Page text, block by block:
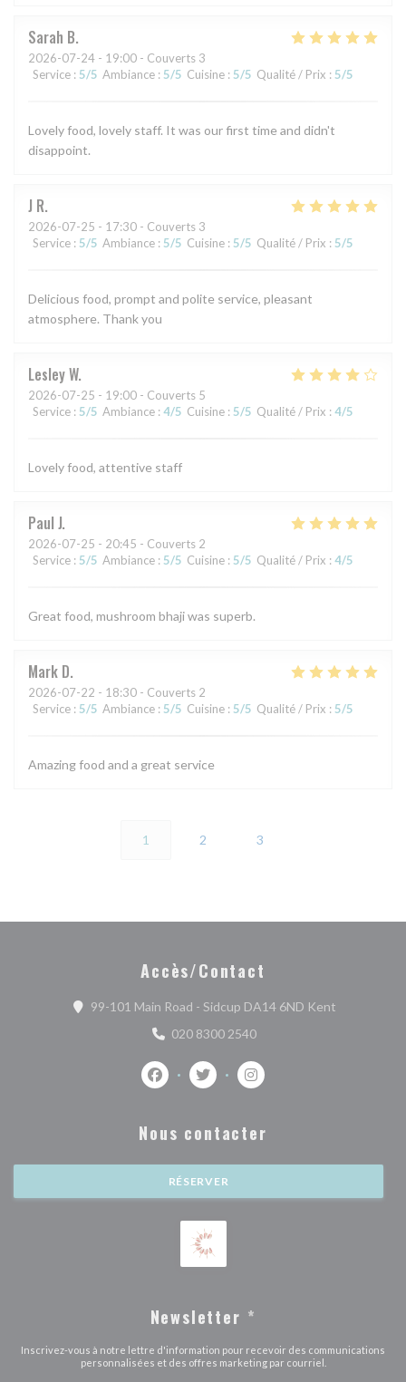
Sarah B
2026-07-24 - 19:00 - Couverts 3
Service : 5/5 Ambiance : 5/5 Cuisine : 5/5 Qualité / Prix : 5/5
Lovely food, lovely staff. It was our first time and didn't
disappoint.
J R
2026-07-25 - 17:30 - Couverts 3
Service : 5/5 Ambiance : 5/5 Cuisine : 5/5 Qualité / Prix : 5/5
Delicious food, prompt and polite service, pleasant
atmosphere. Thank you
LesleyW
2026-07-25 - 19:00 - Couverts 5
Service : 5/5 Ambiance : 4/5 Cuisine : 5/5 Qualité / Prix : 4/5
Lovely food, attentive staff
Paul J
2026-07-25 - 20:45 - Couverts 2
Service : 5/5 Ambiance : 5/5 Cuisine : 5/5 Qualité / Prix : 4/5
Great food, mushroom bhaji was superb.
Mark D
2026-07-22 - 18:30 - Couverts 2
Service : 5/5 Ambiance : 5/5 Cuisine : 5/5 Qualité / Prix : 5/5
Amazing food and a great service
1 2 3
Accès/Contact
99-101 Main Road - Sidcup DA14 6ND Kent
020 8300 2540
Facebook ((ouvre une nouvelle fenêtre))
Twitter ((ouvre une nouvelle
Instagram ((ouvre une
Nous contacter
RÉSERVER
Newsletter *
Inscrivez-vous à notre lettre d'information pour recevoir des communications
personnalisées et des offres marketing par courriel.